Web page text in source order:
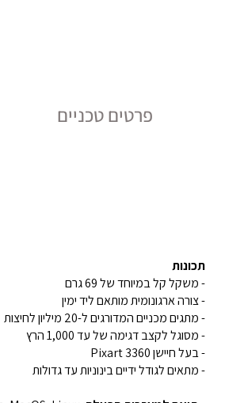
פרטים טכניים
תכונות
- משקל קל במיוחד של 69 גרם
- צורה ארגונומית מותאם ליד ימין
- מתגים מכניים המדורגים ל-20 מיליון לחיצות
- מסוגל לקצב דגימה של עד 1,000 הרץ
- בעל חיישן Pixart 3360
- מתאים לגודל ידיים בינוניות עד גדולות